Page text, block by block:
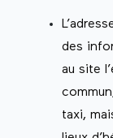
des
au site
taxi,